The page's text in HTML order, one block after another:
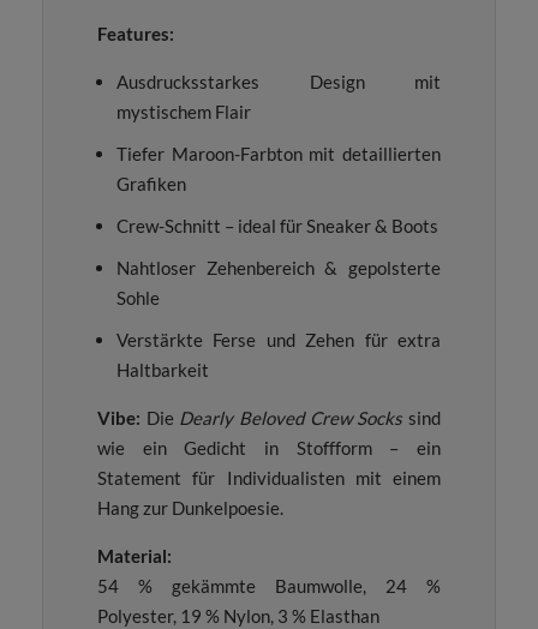
Features:
Ausdrucksstarkes Design mit
mystischem Flair
Tiefer Maroon-Farbton mit detaillierten
Grafiken
Crew-Schnitt – ideal für Sneaker & Boots
Nahtloser Zehenbereich & gepolsterte
Sohle
Verstärkte Ferse und Zehen für extra
Haltbarkeit
Vibe: Die Dearly Beloved Crew Socks sind
wie ein Gedicht in Stoffform – ein
Statement für Individualisten mit einem
Hang zur Dunkelpoesie.
Material:
54 % gekämmte Baumwolle, 24 %
Polyester, 19 % Nylon, 3 % Elasthan